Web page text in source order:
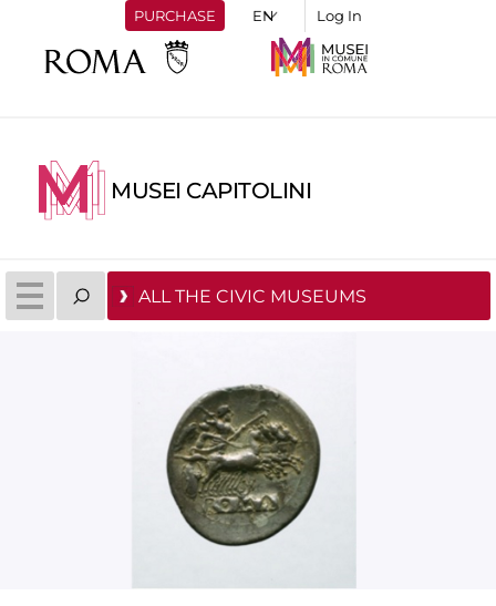
PURCHASE Log In
MUSEI CAPITOLINI
ALL THE CIVIC MUSEUMS